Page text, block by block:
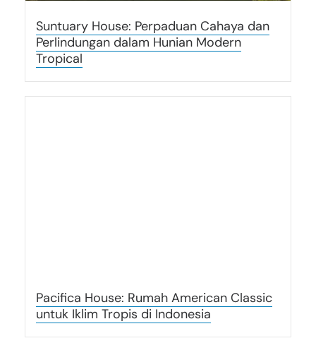
Suntuary House: Perpaduan Cahaya dan
Perlindungan dalam Hunian Modern
Tropical
Pacifica House: Rumah American Classic
untuk Iklim Tropis di Indonesia